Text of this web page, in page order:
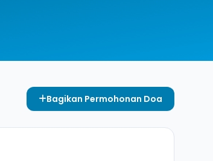
Bagikan Permohonan Doa